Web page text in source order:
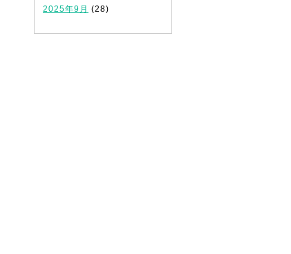
2025年9月 (28)